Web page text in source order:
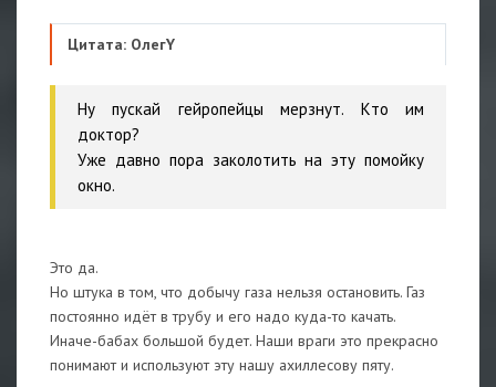
Цитата: ОлегY
Ну пускай гейропейцы мерзнут. Кто им
доктор?
Уже давно пора заколотить на эту помойку
окно.
Это да.
Но штука в том, что добычу газа нельзя остановить. Газ
постоянно идёт в трубу и его надо куда-то качать.
Иначе-бабах большой будет. Наши враги это прекрасно
понимают и используют эту нашу ахиллесову пяту.